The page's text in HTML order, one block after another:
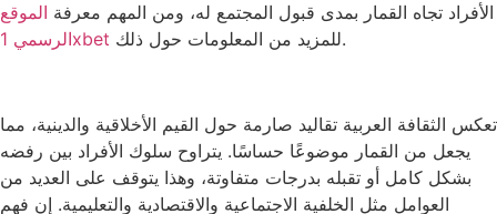
الأفراد تجاه القمار بمدى قبول المجتمع له، ومن المهم معرفة الموقع
الرسمي 1xbet
للمزيد من المعلومات حول ذلك.
تعكس الثقافة العربية تقاليد صارمة حول القيم الأخلاقية والدينية، مما
يجعل من القمار موضوعًا حساسًا. يتراوح سلوك الأفراد بين رفضه
بشكل كامل أو تقبله بدرجات متفاوتة، وهذا يتوقف على العديد من
العوامل مثل الخلفية الاجتماعية والاقتصادية والتعليمية. إن فهم